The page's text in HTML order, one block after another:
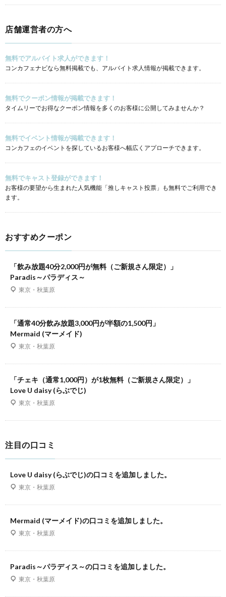
店舗運営者の方へ
無料でアルバイト求人ができます！
コンカフェナビなら無料掲載でも、アルバイト求人情報が掲載できます。
無料でクーポン情報が掲載できます！
タイムリーでお得なクーポン情報を多くのお客様に公開してみませんか？
無料でイベント情報が掲載できます！
コンカフェのイベントを探しているお客様へ幅広くアプローチできます。
無料でキャスト登録ができます！
お客様の要望から生まれた人気機能「推しキャスト投票」も無料でご利用でき
ます。
おすすめクーポン
「飲み放題40分2,000円が無料（ご新規さん限定）」
Paradis～パラディス～
東京・秋葉原
「通常40分飲み放題3,000円が半額の1,500円」
Mermaid (マーメイド)
東京・秋葉原
「チェキ（通常1,000円）が1枚無料（ご新規さん限定）」
Love U daisy (らぶでじ)
東京・秋葉原
注目の口コミ
Love U daisy (らぶでじ)の口コミを追加しました。
東京・秋葉原
Mermaid (マーメイド)の口コミを追加しました。
東京・秋葉原
Paradis～パラディス～の口コミを追加しました。
東京・秋葉原